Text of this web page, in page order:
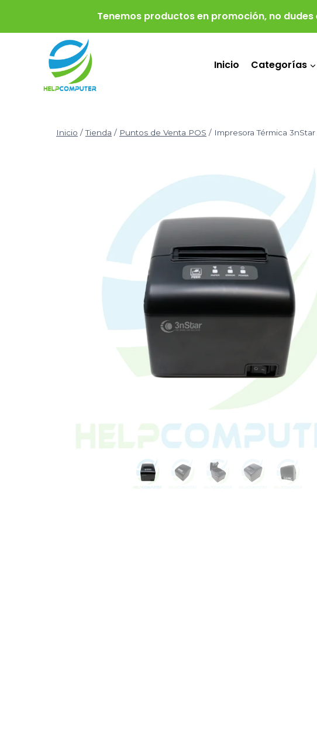
Tenemos productos en promoción, no
Inicio Categorías
Inicio / Tienda / Puntos de Venta POS / Impresora Térmica